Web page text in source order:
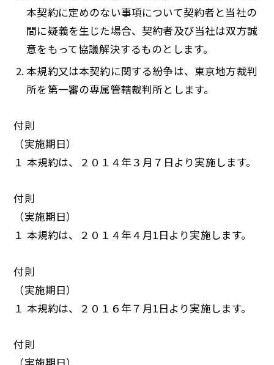
本契約に定めのない事項について契約者と当社の
間に疑義を生じた場合、契約者及び当社は双方誠
意をもって協議解決するものとします。
本規約又は本契約に関する紛争は、東京地方裁判
所を第一審の専属管轄裁判所とします。
付則
（実施期日）
１ 本規約は、２０１４年３月７日より実施します。
付則
（実施期日）
１ 本規約は、２０１４年４月1日より実施します。
付則
（実施期日）
１ 本規約は、２０１６年７月1日より実施します。
付則